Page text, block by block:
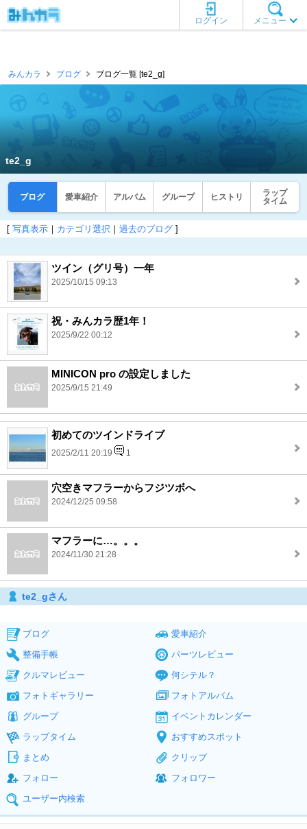
メニュー
ログイン
みんカラ ブログ ブログ一覧 [te2_g]
te2_g
ブログ 愛車紹介 アルバム グループ ヒストリ
ラップ
タイム
[ 写真表示 ｜ カテゴリ選択 ｜ 過去のブログ ]
ツイン（グリ号）一年
2025/10/15 09:13
祝・みんカラ歴1年！
2025/9/22 00:12
MINICON pro の設定しました
2025/9/15 21:49
初めてのツインドライブ
2025/2/11 20:19 1
穴空きマフラーからフジツボへ
2024/12/25 09:58
マフラーに…。。。
2024/11/30 21:28
te2_gさん
ブログ
愛車紹介
整備手帳
パーツレビュー
クルマレビュー
何シテル？
フォトギャラリー
フォトアルバム
グループ
イベントカレンダー
ラップタイム
おすすめスポット
まとめ
クリップ
フォロー
フォロワー
ユーザー内検索